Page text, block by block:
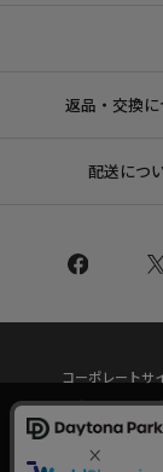
返品・交換に
配送につ
コーポレートサ
プライバシー
当サイトでは利用体
の分析を目的として